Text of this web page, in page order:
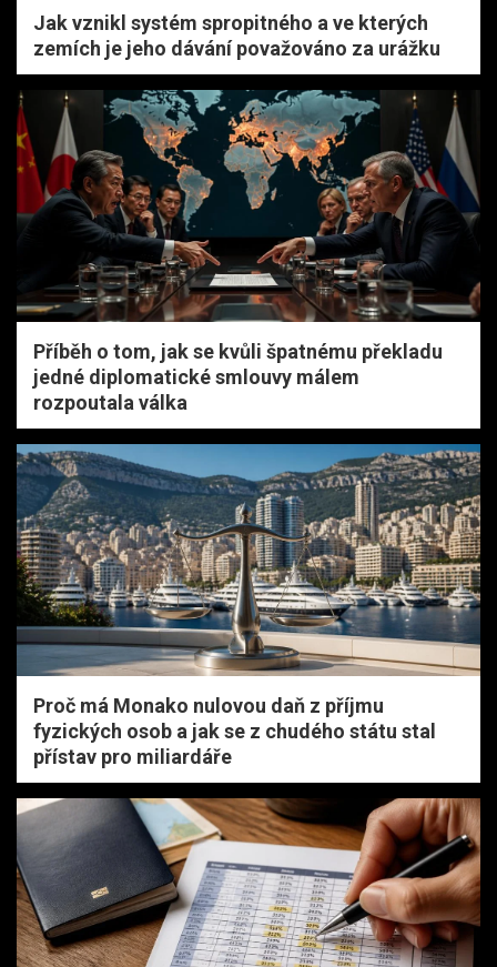
Jak vznikl systém spropitného a ve kterých
zemích je jeho dávání považováno za urážku
Příběh o tom, jak se kvůli špatnému překladu
jedné diplomatické smlouvy málem
rozpoutala válka
Proč má Monako nulovou daň z příjmu
fyzických osob a jak se z chudého státu stal
přístav pro miliardáře